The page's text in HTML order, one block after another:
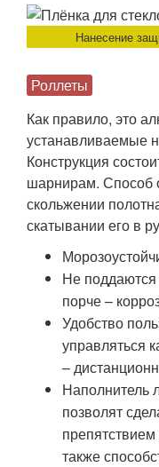
Нанесение
Роллеты
Как правило, это
устанавливаемые
Конструкция
шарнирам. Способ
скольжении
скатывании его в
Не
порче –
Удобство
управляться
–
Наполнитель
позволят
также